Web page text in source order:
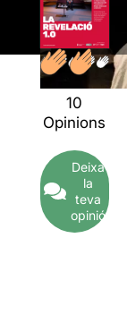
10
Opinions
Deixa
la
teva
opinió